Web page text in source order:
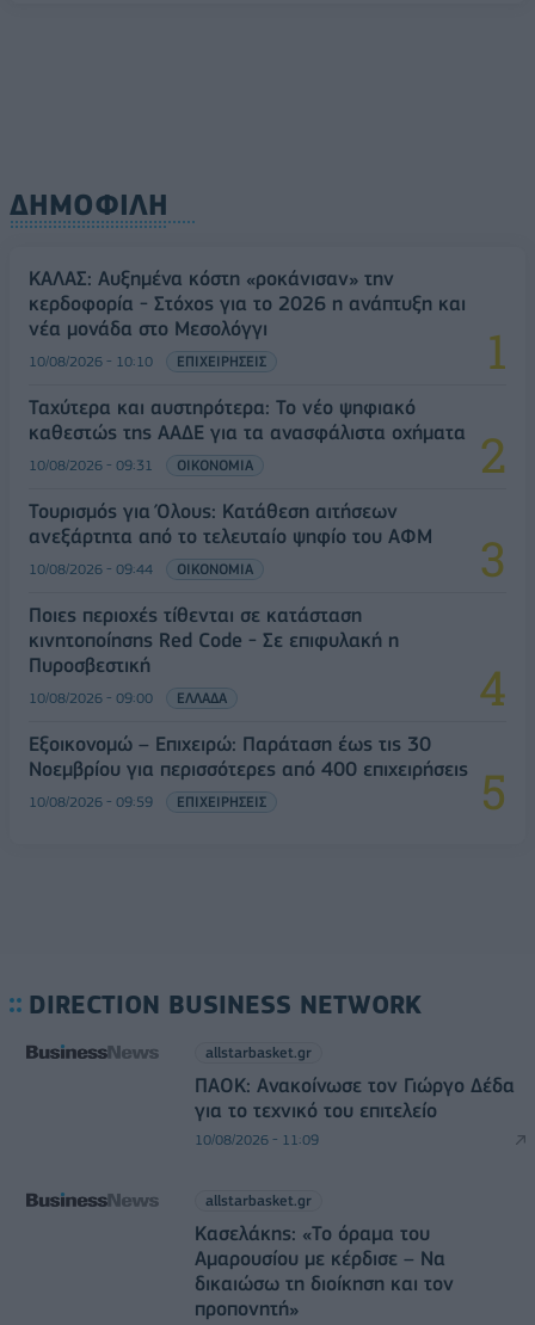
ΔΗΜΟΦΙΛΗ
ΚΑΛΑΣ: Αυξημένα κόστη «ροκάνισαν» την
κερδοφορία - Στόχος για το 2026 η ανάπτυξη και
νέα μονάδα στο Μεσολόγγι
10/08/2026 - 10:10 ΕΠΙΧΕΙΡΗΣΕΙΣ
Ταχύτερα και αυστηρότερα: Το νέο ψηφιακό
καθεστώς της ΑΑΔΕ για τα ανασφάλιστα οχήματα
10/08/2026 - 09:31 ΟΙΚΟΝΟΜΙΑ
Τουρισμός για Όλους: Kατάθεση αιτήσεων
ανεξάρτητα από το τελευταίο ψηφίο του ΑΦΜ
10/08/2026 - 09:44 ΟΙΚΟΝΟΜΙΑ
Ποιες περιοχές τίθενται σε κατάσταση
κινητοποίησης Red Code - Σε επιφυλακή η
Πυροσβεστική
10/08/2026 - 09:00 ΕΛΛΑΔΑ
Εξοικονομώ – Επιχειρώ: Παράταση έως τις 30
Νοεμβρίου για περισσότερες από 400 επιχειρήσεις
10/08/2026 - 09:59 ΕΠΙΧΕΙΡΗΣΕΙΣ
DIRECTION BUSINESS NETWORK
allstarbasket.gr
ΠΑΟΚ: Ανακοίνωσε τον Γιώργο Δέδα
για το τεχνικό του επιτελείο
10/08/2026 - 11:09
allstarbasket.gr
Κασελάκης: «Το όραμα του
Αμαρουσίου με κέρδισε – Να
δικαιώσω τη διοίκηση και τον
προπονητή»